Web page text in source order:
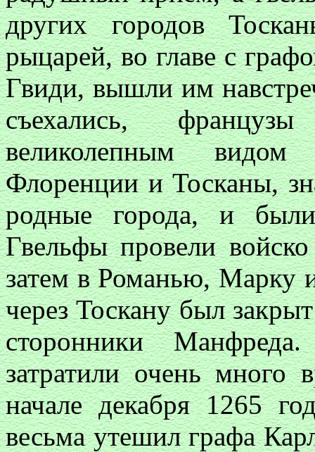
других городов
рыцарей, во главе с
Гвиди, вышли им
съехались,
великолепным
Флоренции и Тосканы,
родные города, и
Гвельфы провели
затем в Романью, Марку
через Тоскану был
сторонники
затратили очень много
начале декабря 1265
весьма утешил графа